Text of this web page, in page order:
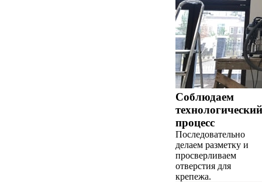
Соблюдаем
технологический
процесс
Последовательно
делаем разметку и
просверливаем
отверстия для
крепежа.